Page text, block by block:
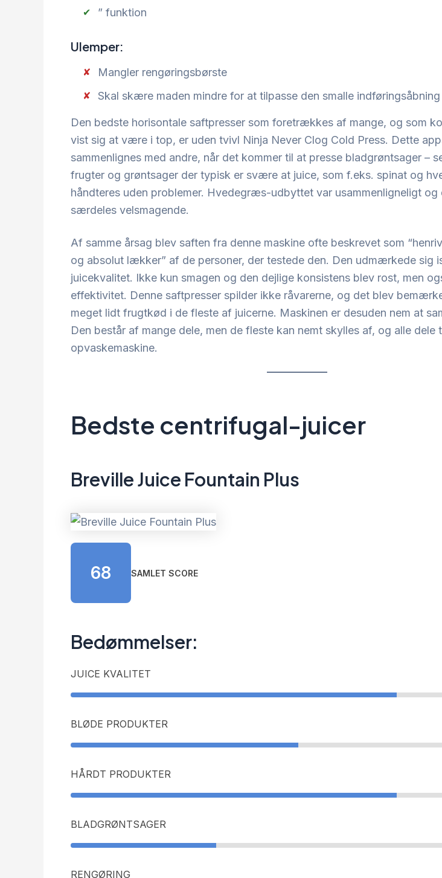
” funktion
Ulemper:
Mangler rengøringsbørste
Skal skære maden mindre for at tilpasse den smalle indføringsåbning
Den bedste horisontale saftpresser som foretrækkes af mange, og som
vist sig at være i top, er uden tvivl Ninja Never Clog Cold Press. Dette
sammenlignes med andre, når det kommer til at presse bladgrøntsager –
frugter og grøntsager der typisk er svære at juice, som f.eks. spinat og
håndteres uden problemer. Hvedegræs-udbyttet var usammenligneligt og
særdeles velsmagende.
Af samme årsag blev saften fra denne maskine ofte beskrevet som
og absolut lækker” af de personer, der testede den. Den udmærkede sig
juicekvalitet. Ikke kun smagen og den dejlige konsistens blev rost, men
effektivitet. Denne saftpresser spilder ikke råvarerne, og det blev
meget lidt frugtkød i de fleste af juicerne. Maskinen er desuden nem at
Den består af mange dele, men de fleste kan nemt skylles af, og alle dele
opvaskemaskine.
Bedste centrifugal-juicer
Breville Juice Fountain Plus
68 SAMLET SCORE
Bedømmelser:
JUICE KVALITET
BLØDE PRODUKTER
HÅRDT PRODUKTER
BLADGRØNTSAGER
RENGØRING